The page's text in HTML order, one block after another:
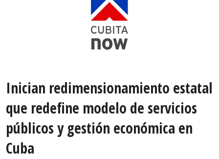
Inician redimensionamiento estatal
que redefine modelo de servicios
públicos y gestión económica en
Cuba